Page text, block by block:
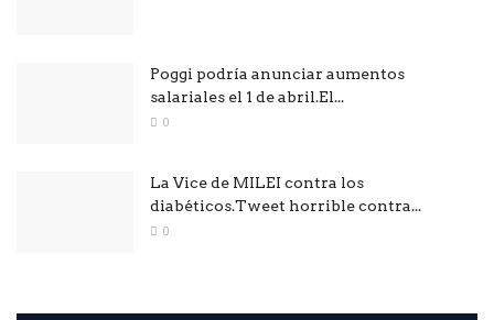
Poggi podría anunciar aumentos
salariales el 1 de abril.El...
0
La Vice de MILEI contra los
diabéticos.Tweet horrible contra...
0